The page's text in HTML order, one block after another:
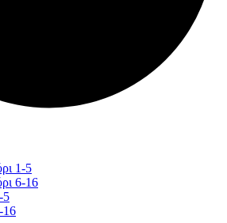
1-5
6-16
5
16